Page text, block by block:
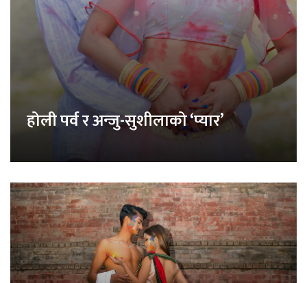
होली पर्व र अन्जु-सुशीलाको ‘प्यार’